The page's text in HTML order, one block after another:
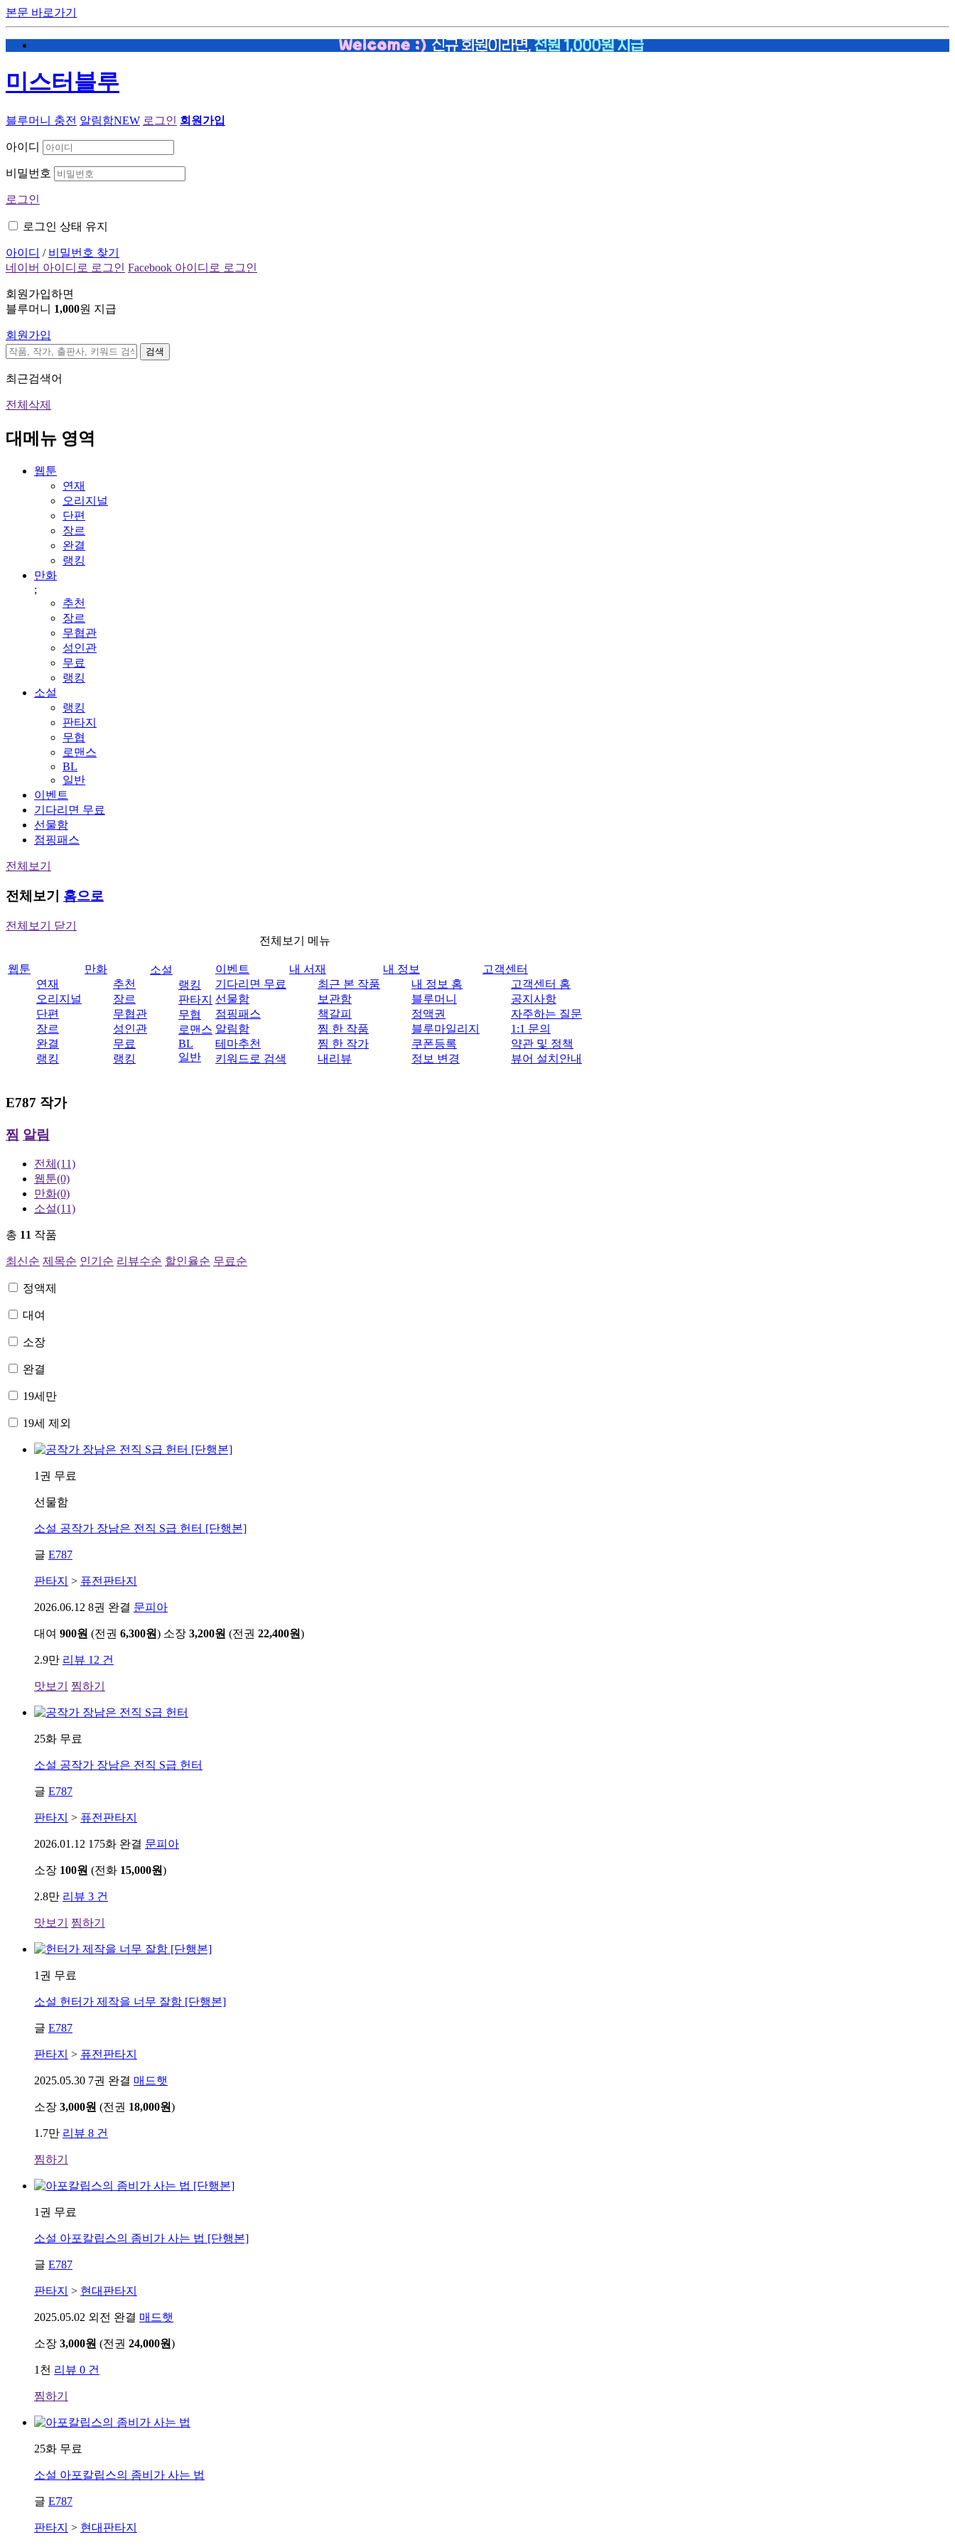
본문 바로가기
미스터블루
블루머니 충전 알림함NEW 로그인 회원가입
아이디
비밀번호
로그인
로그인 상태 유지
아이디 / 비밀번호 찾기
네이버 아이디로 로그인 Facebook 아이디로 로그인
회원가입하면
블루머니 1,000원 지급
회원가입
검색
최근검색어
전체삭제
대메뉴 영역
웹툰
연재
오리지널
단편
장르
완결
랭킹
만화
;
추천
장르
무협관
성인관
무료
랭킹
소설
랭킹
판타지
무협
로맨스
BL
일반
이벤트
기다리면 무료
선물함
점핑패스
전체보기
전체보기 홈으로
전체보기 닫기
전체보기 메뉴
웹툰
연재
오리지널
단편
장르
완결
랭킹
만화
추천
장르
무협관
성인관
무료
랭킹
소설
랭킹
판타지
무협
로맨스
BL
일반
이벤트
기다리면 무료
선물함
점핑패스
알림함
테마추천
키워드로 검색
내 서재
최근 본 작품
보관함
책갈피
찜 한 작품
찜 한 작가
내리뷰
내 정보
내 정보 홈
블루머니
정액권
블루마일리지
쿠폰등록
정보 변경
고객센터
고객센터 홈
공지사항
자주하는 질문
1:1 문의
약관 및 정책
뷰어 설치안내
E787 작가
찜 알림
전체 (11)
웹툰(0)
만화(0)
소설(11)
총 11 작품
최신순 제목순 인기순 리뷰수순 할인율순 무료순
정액제
대여
소장
완결
19세만
19세 제외
1권 무료
선물함
소설 공작가 장남은 전직 S급 헌터 [단행본]
글 E787
판타지 > 퓨전판타지
2026.06.12 8권 완결 문피아
대여 900원 (전권 6,300원) 소장 3,200원 (전권 22,400원)
2.9만 리뷰 12 건
맛보기 찜하기
25화 무료
소설 공작가 장남은 전직 S급 헌터
글 E787
판타지 > 퓨전판타지
2026.01.12 175화 완결 문피아
소장 100원 (전화 15,000원)
2.8만 리뷰 3 건
맛보기 찜하기
1권 무료
소설 헌터가 제작을 너무 잘함 [단행본]
글 E787
판타지 > 퓨전판타지
2025.05.30 7권 완결 매드햇
소장 3,000원 (전권 18,000원)
1.7만 리뷰 8 건
찜하기
1권 무료
소설 아포칼립스의 좀비가 사는 법 [단행본]
글 E787
판타지 > 현대판타지
2025.05.02 외전 완결 매드햇
소장 3,000원 (전권 24,000원)
1천 리뷰 0 건
찜하기
25화 무료
소설 아포칼립스의 좀비가 사는 법
글 E787
판타지 > 현대판타지